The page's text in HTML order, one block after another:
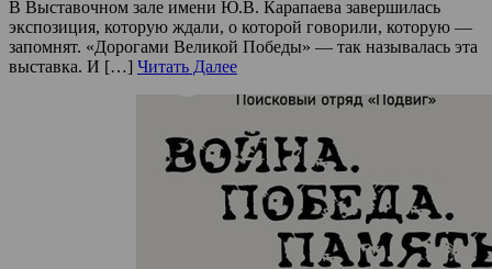
В Выставочном зале имени Ю.В. Карапаева завершилась
экспозиция, которую ждали, о которой говорили, которую —
запомнят. «Дорогами Великой Победы» — так называлась эта
выставка. И […] Читать Далее